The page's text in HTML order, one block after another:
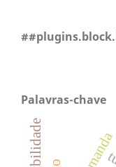
Palavras-chave
demanda